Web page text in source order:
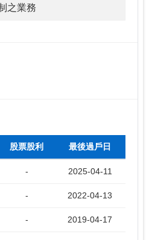
之業務
股票股利 最後過戶日
- 2025-04-11
- 2022-04-13
- 2019-04-17